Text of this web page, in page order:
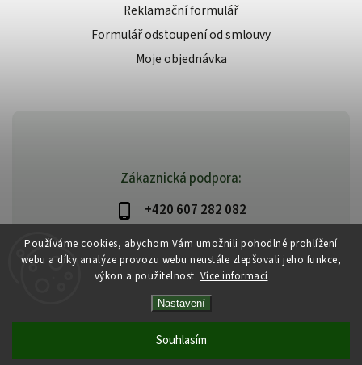
Používáme cookies, abychom Vám umožnili pohodlné prohlížení
webu a díky analýze provozu webu neustále zlepšovali jeho funkce,
výkon a použitelnost. Více informací
Nastavení
Souhlasím
Zákaznická podpora:
+420 607 282 082
info@beautysystem.cz
Reklamační formulář
Formulář odstoupení od smlouvy
Moje objednávka
Beautysystem.cz
VytvořilShoptet | Design